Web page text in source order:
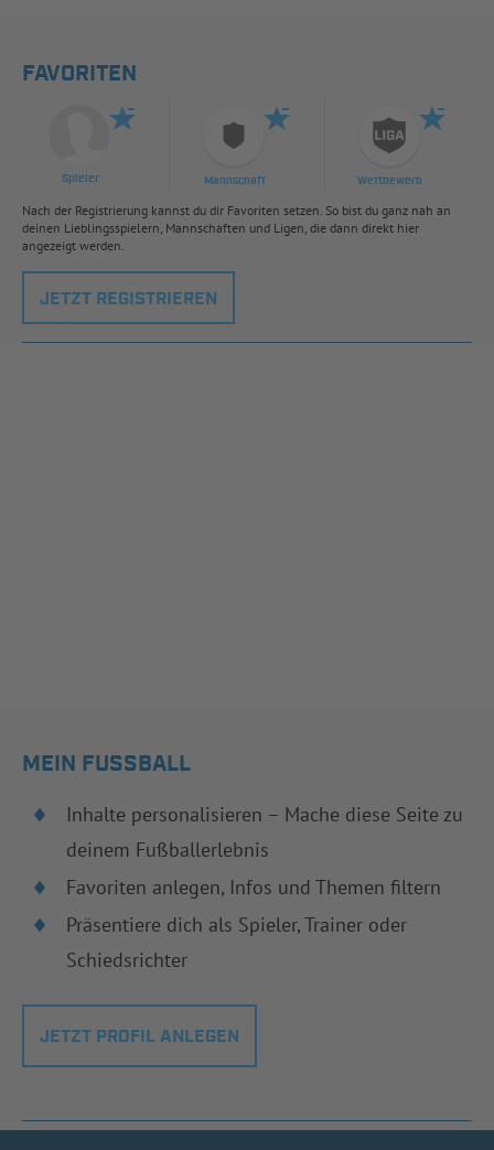
FAVORITEN
Spieler Mannschaft Wettbewerb
Nach der Registrierung kannst du dir Favoriten setzen. So bist du ganz nah an
deinen Lieblingsspielern, Mannschaften und Ligen, die dann direkt hier
angezeigt werden.
JETZT REGISTRIEREN
MEIN FUSSBALL
Inhalte personalisieren – Mache diese Seite zu
deinem Fußballerlebnis
Favoriten anlegen, Infos und Themen filtern
Präsentiere dich als Spieler, Trainer oder
Schiedsrichter
JETZT PROFIL ANLEGEN